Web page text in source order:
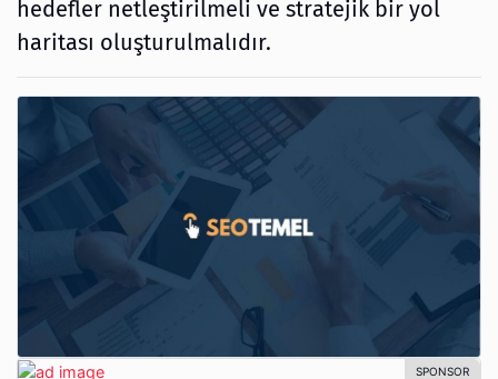
hedefler netleştirilmeli ve stratejik bir yol
haritası oluşturulmalıdır.